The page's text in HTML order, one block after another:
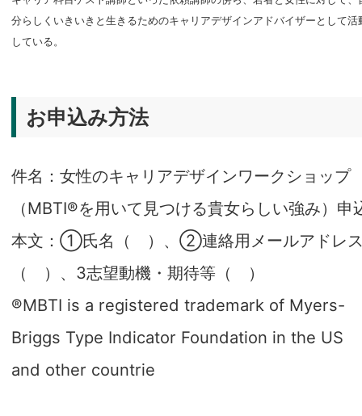
分らしくいきいきと生きるためのキャリアデザインアドバイザーとして活
している。
お申込み方法
件名：女性のキャリアデザインワークショップ
（MBTI®を用いて見つける貴女らしい強み）申
本文：①氏名（ ）、②連絡用メールアドレ
（ ）、3志望動機・期待等（ ）
®MBTI is a registered trademark of Myers-
Briggs Type Indicator Foundation in the US
and other countrie